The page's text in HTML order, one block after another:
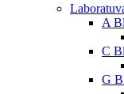
A
C
G